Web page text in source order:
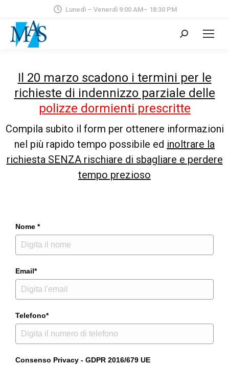
Lunedì – Venerdì 9:00 AM– 18:30 PM
Il 20 marzo scadonoi termini per le
richieste di indennizzo parziale delle
polizze dormienti prescritte
Compila subito il form per ottenere informazioni
nel più rapido tempo possibile ed inoltrare la
richiesta SENZA rischiare di sbagliare e perdere
tempo prezioso
Nome *
Email*
Telefono*
Consenso Privacy - GDPR 2016/679 UE